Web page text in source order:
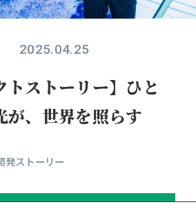
2025.04.25
トストーリー】ひと
が、世界を照らす
発ストーリー